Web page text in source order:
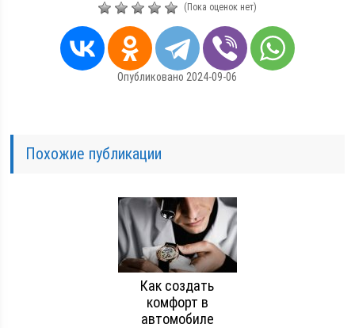
(Пока оценок нет)
Опубликовано 2024-09-06
Похожие публикации
Как создать
комфорт в
автомобиле